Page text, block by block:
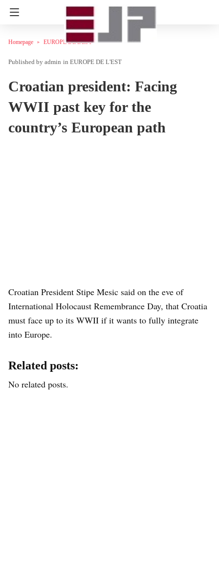
Homepage EUROPE DE L'EST
admin in EUROPE DE L'EST
Croatian president: Facing
WWII past key for the
country’s European path
Croatian President Stipe Mesic said on the eve of
International Holocaust Remembrance Day, that Croatia
must face up to its WWII if it wants to fully integrate
into Europe.
Related posts:
No related posts.